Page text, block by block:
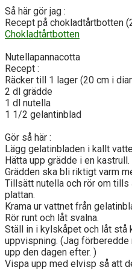
Så här gör jag :
Recept på chokladtårtbotten
Chokladtårtbotten
Nutellapannacotta
Recept :
Räcker till 1 lager (20 cm i
2 dl grädde
1 dl nutella
1 1/2 gelantinblad
Gör så här :
Lägg gelatinbladen i kallt
Hätta upp grädde i en kastrull.
Grädden ska bli riktigt varm
Tillsätt nutella och rör om tills
plattan.
Krama ur vattnet från
Rör runt och låt svalna.
Ställ in i kylskåpet och låt stå
uppvispning. (Jag förberedde
upp den dagen efter. )
Vispa upp med elvisp så att